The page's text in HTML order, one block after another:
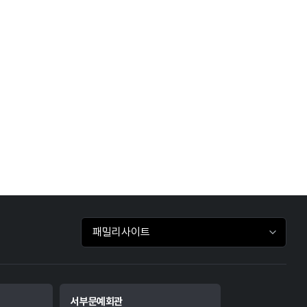
패밀리사이트 바로가기
서부문예회관